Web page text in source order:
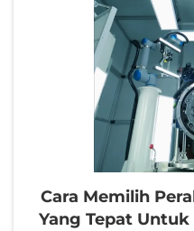
Cara Memilih
Yang Tepat